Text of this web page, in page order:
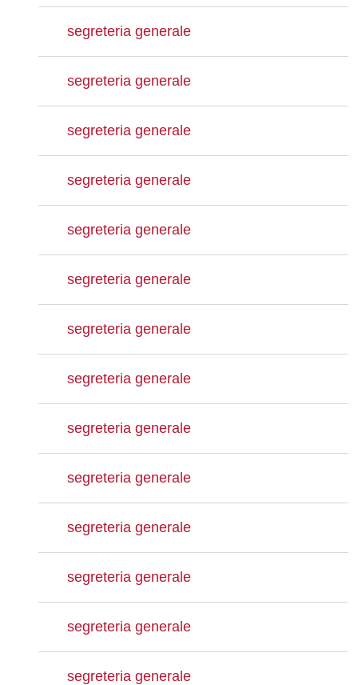
segreteria generale
segreteria generale
segreteria generale
segreteria generale
segreteria generale
segreteria generale
segreteria generale
segreteria generale
segreteria generale
segreteria generale
segreteria generale
segreteria generale
segreteria generale
segreteria generale